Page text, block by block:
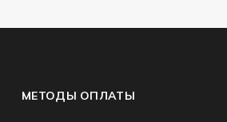
МЕТОДЫ ОПЛАТЫ